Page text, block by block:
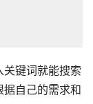
键词就能搜索
自己的需求和